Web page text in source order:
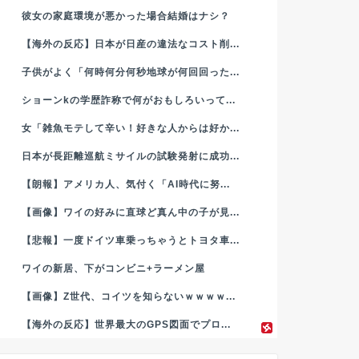
彼女の家庭環境が悪かった場合結婚はナシ？
【海外の反応】日本が日産の違法なコスト削...
子供がよく「何時何分何秒地球が何回回った...
ショーンkの学歴詐称で何がおもしろいって...
女「雑魚モテして辛い！好きな人からは好か...
日本が長距離巡航ミサイルの試験発射に成功...
【朗報】アメリカ人、気付く「AI時代に努...
【画像】ワイの好みに直球ど真ん中の子が見...
【悲報】一度ドイツ車乗っちゃうとトヨタ車...
ワイの新居、下がコンビニ+ラーメン屋
【画像】Z世代、コイツを知らないｗｗｗｗ...
【海外の反応】世界最大のGPS図面でプロ...